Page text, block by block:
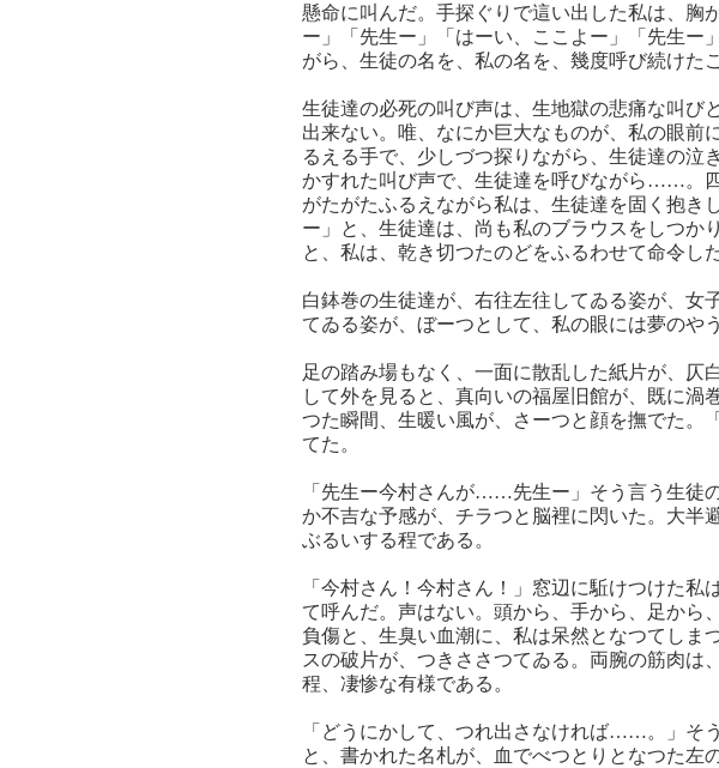
懸命に叫んだ。手探ぐりで這い出した私は、胸
ー」「先生ー」「はーい、ここよー」「先生ー
がら、生徒の名を、私の名を、幾度呼び続けた
生徒達の必死の叫び声は、生地獄の悲痛な叫び
出来ない。唯、なにか巨大なものが、私の眼前
るえる手で、少しづつ探りながら、生徒達の泣
かすれた叫び声で、生徒達を呼びながら……。
がたがたふるえながら私は、生徒達を固く抱き
ー」と、生徒達は、尚も私のブラウスをしつか
と、私は、乾き切つたのどをふるわせて命令した
白鉢巻の生徒達が、右往左往してゐる姿が、女
てゐる姿が、ぼーつとして、私の眼には夢のや
足の踏み場もなく、一面に散乱した紙片が、仄
して外を見ると、真向いの福屋旧館が、既に
つた瞬間、生暖い風が、さーつと顔を撫でた。
てた。
「先生ー今村さんが……先生ー」そう言う生徒
か不吉な予感が、チラつと脳裡に閃いた。大半
ぶるいする程である。
「今村さん！今村さん！」窓辺に駈けつけた
て呼んだ。声はない。頭から、手から、足から
負傷と、生臭い血潮に、私は呆然となつてしま
スの破片が、つきささつてゐる。両腕の筋肉は
程、凄惨な有様である。
「どうにかして、つれ出さなければ……。」そ
と、書かれた名札が、血でべつとりとなつた左